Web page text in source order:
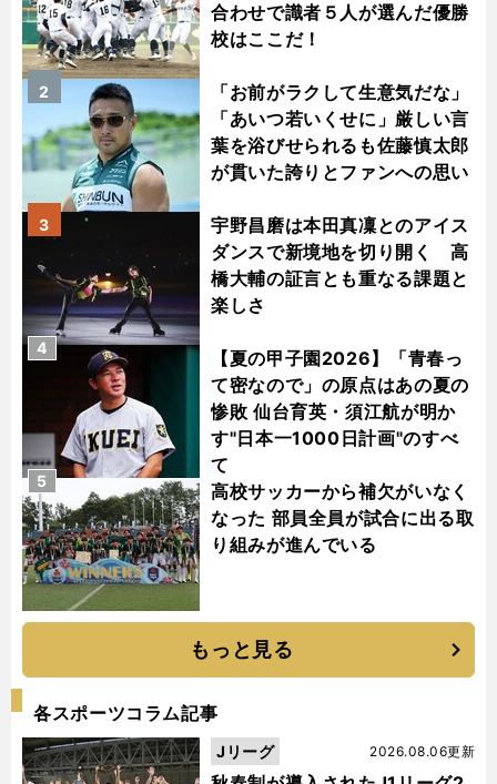
合わせで識者５人が選んだ優勝
校はここだ！
「お前がラクして生意気だな」
「あいつ若いくせに」厳しい言
葉を浴びせられるも佐藤慎太郎
が貫いた誇りとファンへの思い
2
宇野昌磨は本田真凜とのアイス
ダンスで新境地を切り開く 高
橋大輔の証言とも重なる課題と
楽しさ
3
【夏の甲子園2026】「青春っ
て密なので」の原点はあの夏の
惨敗 仙台育英・須江航が明か
す"日本一1000日計画"のすべ
て
4
高校サッカーから補欠がいなく
なった 部員全員が試合に出る取
り組みが進んでいる
5
もっと見る
各スポーツコラム記事
2026.08.06更新
Jリーグ